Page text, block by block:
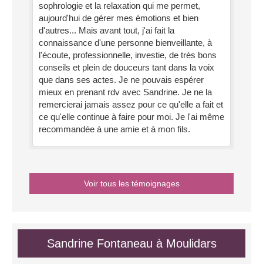
sophrologie et la relaxation qui me permet,
aujourd'hui de gérer mes émotions et bien
d'autres... Mais avant tout, j'ai fait la
connaissance d'une personne bienveillante, à
l'écoute, professionnelle, investie, de très bons
conseils et plein de douceurs tant dans la voix
que dans ses actes. Je ne pouvais espérer
mieux en prenant rdv avec Sandrine. Je ne la
remercierai jamais assez pour ce qu'elle a fait et
ce qu'elle continue à faire pour moi. Je l'ai même
recommandée à une amie et à mon fils.
Voir tous les témoignages
Sandrine Fontaneau à Moulidars